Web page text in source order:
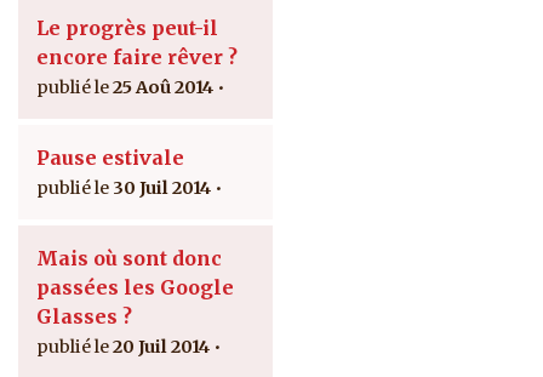
Le progrès peut-il
encore faire rêver ?
25 Aoû 2014
Pause estivale
30 Juil 2014
Mais où sont donc
passées les Google
Glasses ?
20 Juil 2014